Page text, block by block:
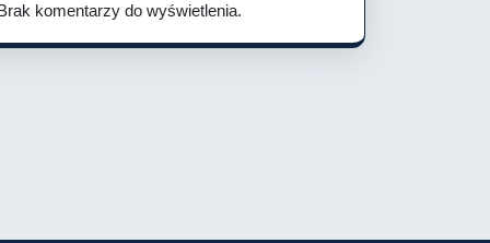
komentarzy do wyświetlenia.